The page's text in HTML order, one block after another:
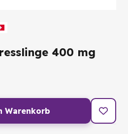
400 mg
Warenkorb